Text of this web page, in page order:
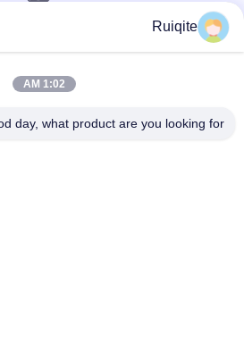
Ruiqite
1:02 AM
day, what product are you looking for?